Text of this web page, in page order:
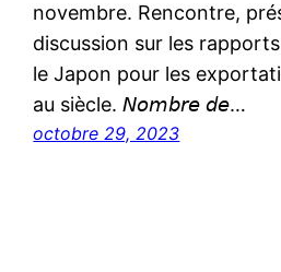
novembre. Rencontre,
discussion sur les
le Japon pour les
au siècle. 𝘕𝘰𝘮𝘣𝘳𝘦 𝘥𝘦…
octobre 29, 2023